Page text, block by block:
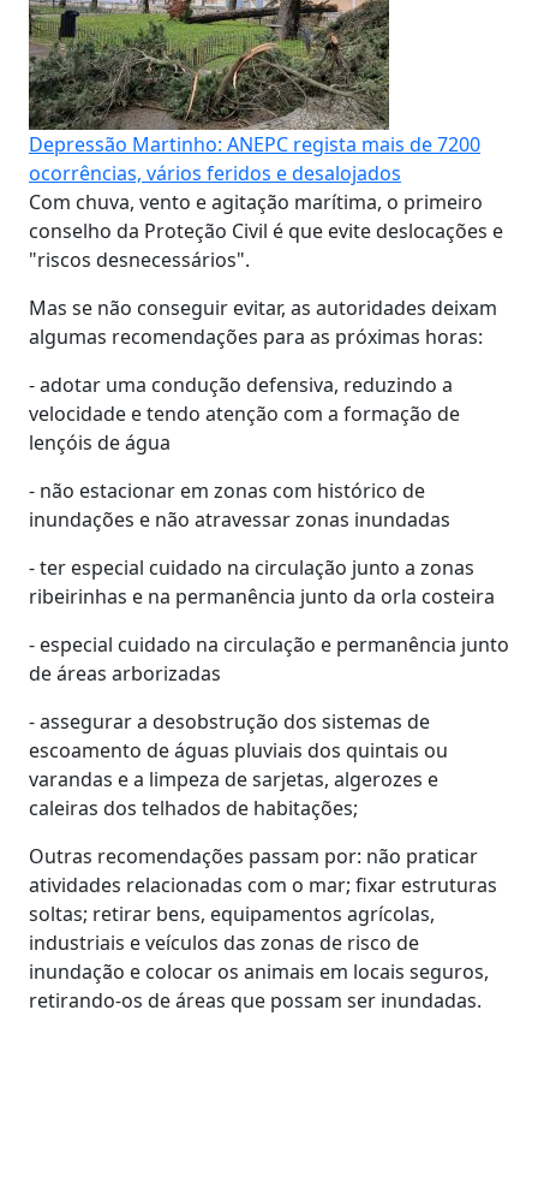
Depressão Martinho: ANEPC regista mais de 7200
ocorrências, vários feridos e desalojados
Com chuva, vento e agitação marítima, o primeiro
conselho da Proteção Civil é que evite deslocações e
"riscos desnecessários".
Mas se não conseguir evitar, as autoridades deixam
algumas recomendações para as próximas horas:
- adotar uma condução defensiva, reduzindo a
velocidade e tendo atenção com a formação de
lençóis de água
- não estacionar em zonas com histórico de
inundações e não atravessar zonas inundadas
- ter especial cuidado na circulação junto a zonas
ribeirinhas e na permanência junto da orla costeira
- especial cuidado na circulação e permanência junto
de áreas arborizadas
- assegurar a desobstrução dos sistemas de
escoamento de águas pluviais dos quintais ou
varandas e a limpeza de sarjetas, algerozes e
caleiras dos telhados de habitações;
Outras recomendações passam por: não praticar
atividades relacionadas com o mar; fixar estruturas
soltas; retirar bens, equipamentos agrícolas,
industriais e veículos das zonas de risco de
inundação e colocar os animais em locais seguros,
retirando-os de áreas que possam ser inundadas.